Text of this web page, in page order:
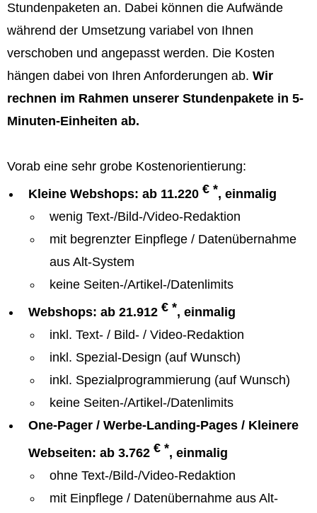
Stundenpaketen an. Dabei können die Aufwände
während der Umsetzung variabel von Ihnen
verschoben und angepasst werden. Die Kosten
hängen dabei von Ihren Anforderungen ab. Wir
rechnen im Rahmen unserer Stundenpakete in 5-
Minuten-Einheiten ab.
Vorab eine sehr grobe Kostenorientierung:
Kleine Webshops: ab 11.220 € *, einmalig
wenig Text-/Bild-/Video-Redaktion
mit begrenzter Einpflege / Datenübernahme
aus Alt-System
keine Seiten-/Artikel-/Datenlimits
Webshops: ab 21.912 € *, einmalig
inkl. Text- / Bild- / Video-Redaktion
inkl. Spezial-Design (auf Wunsch)
inkl. Spezialprogrammierung (auf Wunsch)
keine Seiten-/Artikel-/Datenlimits
One-Pager / Werbe-Landing-Pages / Kleinere
Webseiten: ab 3.762 € *, einmalig
ohne Text-/Bild-/Video-Redaktion
mit Einpflege / Datenübernahme aus Alt-